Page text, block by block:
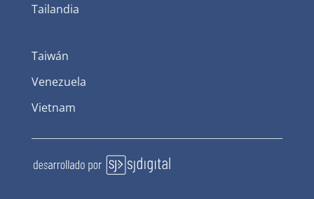
Tailandia
Taiwán
Venezuela
Vietnam